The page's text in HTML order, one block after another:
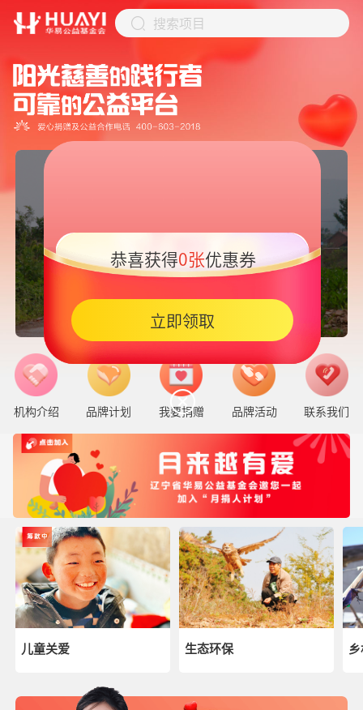
搜索项目
05:45
机构介绍 品牌计划 我要捐赠 品牌活动 联系我们
儿童关爱 生态环保
恭喜获得0张优惠券
立即领取